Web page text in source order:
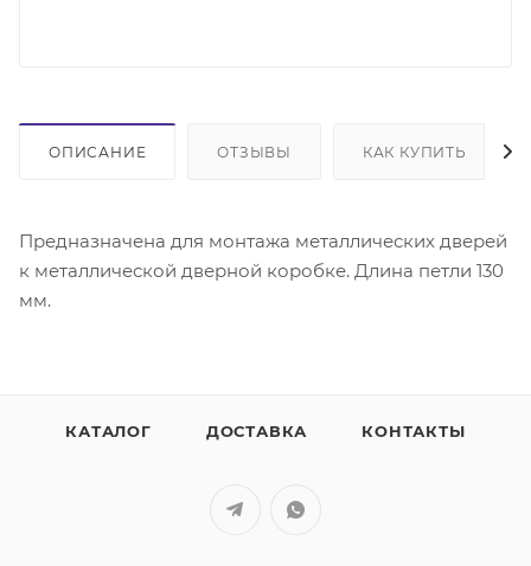
ОПИСАНИЕ ОТЗЫВЫ КАК КУПИТЬ
Предназначена для монтажа металлических дверей
к металлической дверной коробке. Длина петли 130
мм.
КАТАЛОГ ДОСТАВКА КОНТАКТЫ